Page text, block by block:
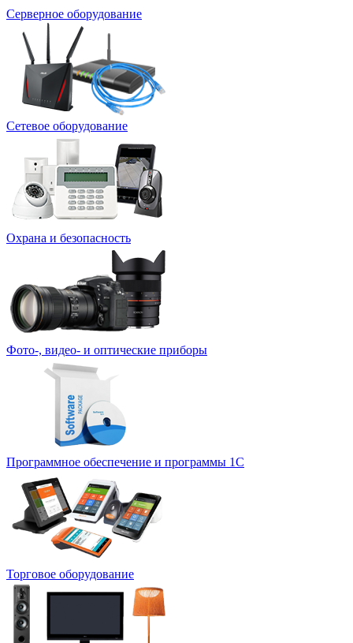
Серверное оборудование
Сетевое оборудование
Охрана и безопасность
Фото-, видео- и оптические приборы
Программное обеспечение и программы 1С
Торговое оборудование